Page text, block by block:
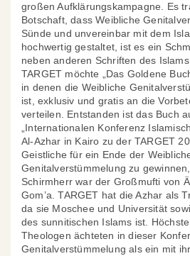
großen Aufklärungskampagne. Es
Botschaft, dass Weibliche
Sünde und unvereinbar mit dem
hochwertig gestaltet, ist es ein
neben anderen Schriften des Islams
TARGET möchte „Das Goldene
in denen die Weibliche
ist, exklusiv und gratis an die
verteilen. Entstanden ist das Buch
„Internationalen Konferenz
Al-Azhar in Kairo zu der TARGET
Geistliche für ein Ende der
Genitalverstümmelung zu
Schirmherr war der Großmufti von
Gom’a. TARGET hat die Azhar als
da sie Moschee und Universität
des sunnitischen Islams ist.
Theologen ächteten in dieser
Genitalverstümmelung als ein mit